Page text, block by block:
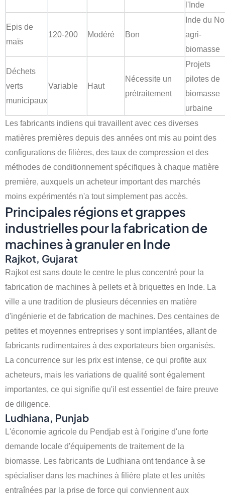
l'Inde
Epis de
maïs
120-200 Modéré Bon
Inde du
agri-
biomasse
Déchets
verts
municipaux
Variable Haut
Nécessite un
prétraitement
Projets
pilotes de
biomasse
urbaine
Les fabricants indiens qui travaillent avec ces diverses
matières premières depuis des années ont mis au point des
configurations de filières, des taux de compression et des
méthodes de conditionnement spécifiques à chaque matière
première, auxquels un acheteur important des marchés
moins expérimentés n'a tout simplement pas accès.
Principales régions et grappes
industrielles pour la fabrication de
machines à granuler en Inde
Rajkot, Gujarat
Rajkot est sans doute le centre le plus concentré pour la
fabrication de machines à pellets et à briquettes en Inde. La
ville a une tradition de plusieurs décennies en matière
d'ingénierie et de fabrication de machines. Des centaines de
petites et moyennes entreprises y sont implantées, allant de
fabricants rudimentaires à des exportateurs bien organisés.
La concurrence sur les prix est intense, ce qui profite aux
acheteurs, mais les variations de qualité sont également
importantes, ce qui signifie qu'il est essentiel de faire preuve
de diligence.
Ludhiana, Punjab
L'économie agricole du Pendjab est à l'origine d'une forte
demande locale d'équipements de traitement de la
biomasse. Les fabricants de Ludhiana ont tendance à se
spécialiser dans les machines à filière plate et les unités
entraînées par la prise de force qui conviennent aux